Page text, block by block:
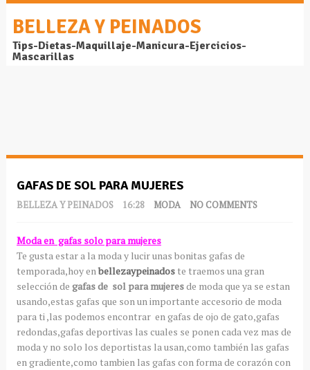
BELLEZA Y PEINADOS
Tips-Dietas-Maquillaje-Manicura-Ejercicios-
Mascarillas
GAFAS DE SOL PARA MUJERES
BELLEZA Y PEINADOS 16:28 MODA NO COMMENTS
Moda en gafas solo para mujeres
Te gusta estar a la moda y lucir unas bonitas gafas de
temporada,hoy enbellezaypeinadoste traemos una gran
selección de gafas de sol para mujeresde moda que ya se estan
usando,estas gafas que son un importante accesorio de moda
para ti ,las podemos encontrar en gafas de ojo de gato,gafas
redondas,gafas deportivas las cuales se ponen cada vez mas de
moda y no solo los deportistas la usan,como también las gafas
en gradiente,como tambien las gafas con forma de corazón con